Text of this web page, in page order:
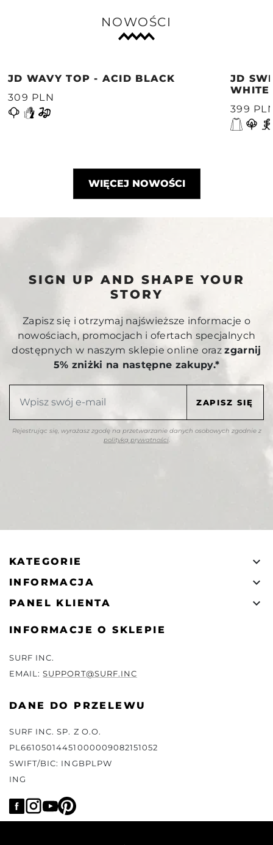
NOWOŚCI
JD WAVY TOP - ACID BLACK
309 PLN
JD
WHITE
399
WIĘCEJ NOWOŚCI
SIGN UP AND SHAPE YOUR
STORY
Zapisz się i otrzymaj najświeższe informacje o
nowościach, promocjach i ofertach specjalnych
dostępnych w naszym sklepie online orazzgarnij
5% zniżki na następne zakupy.*
Rejestrując się, wyrażasz zgodę na przetwarzanie danych osobowych zgodnie z
polityką prywatności.
KATEGORIE 
INFORMACJA 
PANEL KLIENTA 
INFORMACJE O SKLEPIE
SURF INC.
EMAIL:SUPPORT@SURF.INC
DANE DO PRZELEWU
SURF INC. SP. Z O.O.
PL66105014451000009082151052
SWIFT/BIC: INGBPLPW
ING